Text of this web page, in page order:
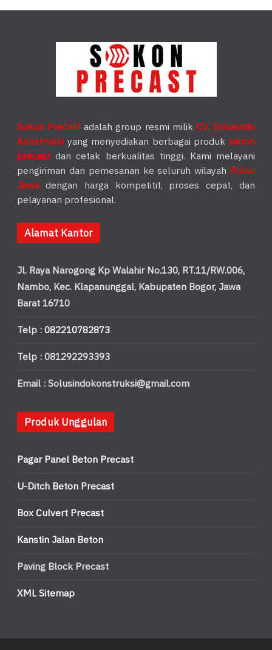
Sokon Precast adalah group resmi milik CV. Solusindo
Konstruksi yang menyediakan berbagai produk beton
precast dan cetak berkualitas tinggi. Kami melayani
pengiriman dan pemesanan ke seluruh wilayah Pulau
Jawadengan harga kompetitif, proses cepat, dan
pelayanan profesional.
Alamat Kantor
Jl. Raya Narogong Kp Walahir No.130, RT.11/RW.006,
Nambo, Kec. Klapanunggal, Kabupaten Bogor, Jawa
Barat 16710
Telp :082210782873
Telp : 081292293393
Email : Solusindokonstruksi@gmail.com
Produk Unggulan
Pagar Panel Beton Precast
U-Ditch Beton Precast
Box Culvert Precast
Kanstin Jalan Beton
Paving Block Precast
XML Sitemap